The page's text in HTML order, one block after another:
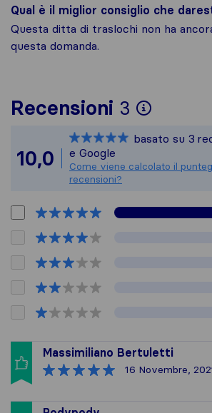
Qual è il miglior consiglio che
Questa ditta di traslochi non ha
questa domanda.
Recensioni 3
Per
Tutte
10,0
basato su 3
e Google
Come viene calcolato il
recensioni?
Massimiliano Bertuletti
16 Novembre,